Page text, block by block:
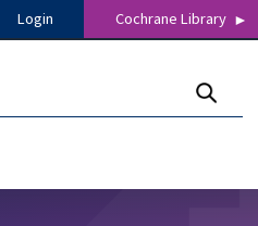
Login Cochrane Library